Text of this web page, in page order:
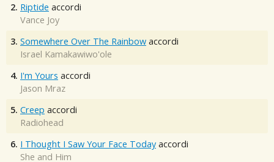
2. Riptide accordi
Vance Joy
3. Somewhere Over The Rainbow accordi
Israel Kamakawiwo'ole
4. I'm Yours accordi
Jason Mraz
5. Creep accordi
Radiohead
6. I Thought I Saw Your Face Today accordi
She and Him